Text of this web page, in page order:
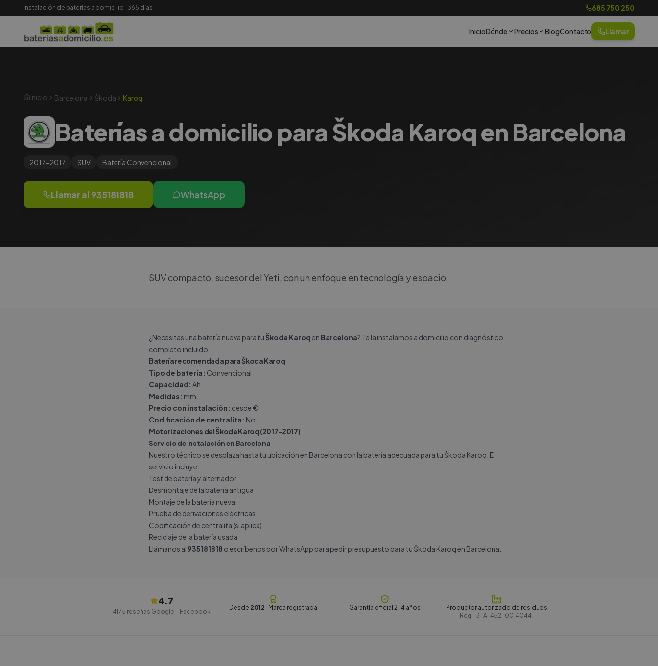
Instalación de baterías a domicilio · 365 días 685 750 250
InicioDónde Precios BlogContacto Llamar
Inicio Barcelona Škoda Karoq
Baterías a domicilio para Škoda Karoq en Barcelona
2017-2017 SUV Batería Convencional
Llamar al 935181818 WhatsApp
SUV compacto, sucesor del Yeti, con un enfoque en tecnología y espacio.
¿Necesitas una batería nueva para tuŠkoda Karoqen Barcelona? Te la instalamos a domicilio con diagnóstico
completo incluido.
Batería recomendada para Škoda Karoq
Tipo de batería: Convencional
Capacidad: Ah
Medidas: mm
Precio con instalación: desde €
Codificación de centralita: No
Motorizaciones del Škoda Karoq (2017-2017)
Servicio de instalación en Barcelona
Nuestro técnico se desplaza hasta tu ubicación en Barcelona con la batería adecuada para tu Škoda Karoq. El
servicio incluye:
Test de batería y alternador
Desmontaje de la batería antigua
Montaje de la batería nueva
Prueba de derivaciones eléctricas
Codificación de centralita (si aplica)
Reciclaje de la batería usada
Llámanos al 935181818 o escríbenos porWhatsApp para pedir presupuesto para tu Škoda Karoq en Barcelona.
4.7
4175 reseñas Google + Facebook
Desde 2012 · Marca registrada Garantía oficial 2-4 años
Productor autorizado de residuos
Reg. 13-A-452-00140441